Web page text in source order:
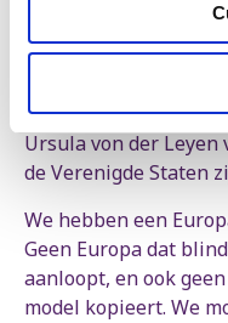
Geen veroordeling,
tegenreactie. Stel je
land een plan had
domineren en
Ursula von der Leyen
de Verenigde Staten
We hebben een
Geen Europa dat
aanloopt, en ook
model kopieert. We